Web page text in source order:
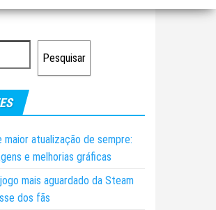
Pesquisar
atualização de sempre:
e melhorias gráficas
mais aguardado da Steam
dos fãs